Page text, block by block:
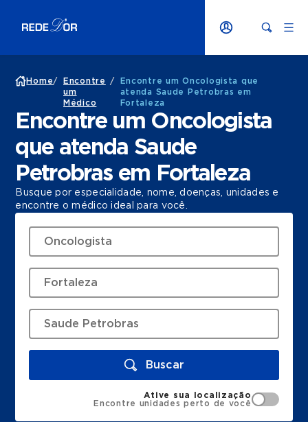
Home/
Encontre
um
Médico
/
Encontre um Oncologista que
atenda Saude Petrobras em
Fortaleza
Encontre um Oncologista
que atenda Saude
Petrobras em Fortaleza
Busque por especialidade, nome, doenças, unidades e
encontre o médico ideal para você.
Buscar
Ative sua localização
Encontre unidades perto de você